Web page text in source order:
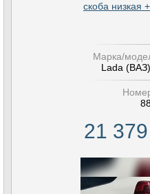
скоба низкая
Марка/
Lada
21 379